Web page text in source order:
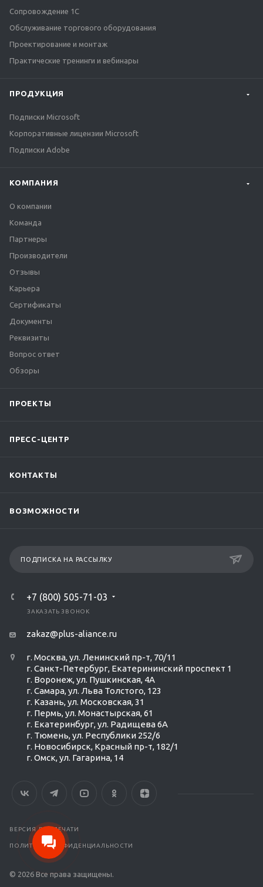
Ольга Кравченко
вас появятся вопросы.
Сопровождение 1С
Обслуживание торгового оборудования
Проектирование и монтаж
Практические тренинги и вебинары
ПРОДУКЦИЯ
Подписки Microsoft
Корпоративные лицензии Microsoft
Подписки Adobe
КОМПАНИЯ
О компании
Команда
Партнеры
Производители
Отзывы
Карьера
Сертификаты
Документы
Реквизиты
Вопрос ответ
Обзоры
ПРОЕКТЫ
ПРЕСС-ЦЕНТР
КОНТАКТЫ
ВОЗМОЖНОСТИ
ПОДПИСКА НА РАССЫЛКУ
+7 (800) 505-71-03
ЗАКАЗАТЬ ЗВОНОК
zakaz@plus-aliance.ru
г. Москва, ул. Ленинский пр-т, 70/11
г. Санкт-Петербург, Екатерининский проспект 1
г. Воронеж, ул. Пушкинская, 4А
г. Самара, ул. Льва Толстого, 123
г. Казань, ул. Московская, 31
г. Пермь, ул. Монастырская, 61
г. Екатеринбург, ул. Радищева 6А
г. Тюмень, ул. Республики 252/6
г. Новосибирск, Красный пр-т, 182/1
г. Омск, ул. ​Гагарина, 14
ВЕРСИЯ ДЛЯ ПЕЧАТИ
ПОЛИТИКА КОНФИДЕНЦИАЛЬНОСТИ
© 2026 Все права защищены.